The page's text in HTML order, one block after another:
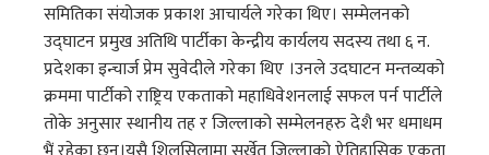
समितिका संयोजक प्रकाश आचार्यले गरेका थिए। सम्मेलनको
उद्घाटन प्रमुख अतिथि पार्टीका केन्द्रीय कार्यलय सदस्य तथा ६ न.
प्रदेशका इन्चार्ज प्रेम सुवेदीले गरेका थिए ।उनले उदघाटन मन्तव्यको
क्रममा पार्टीको राष्ट्रिय एकताको महाधिवेशनलाई सफल पर्न पार्टीले
तोके अनुसार स्थानीय तह र जिल्लाको सम्मेलनहरु देशै भर धमाधम